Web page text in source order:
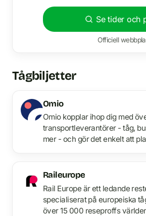
Se tider och
Officiell
Tågbiljetter
Omio
Omio kopplar ihop dig med
transportleverantörer - tåg,
mer - och gör det enkelt att
Raileurope
Rail Europe är ett ledande
specialiserat på europeiska
över 15 000 reseproffs